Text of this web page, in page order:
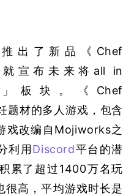
出了新品《Chef
板块。《Chef
题材的多人游戏，包含
戏改编自Mojiworks之
利用 Discord平台的潜
累了超过1400万名玩
很高，平均游戏时长是